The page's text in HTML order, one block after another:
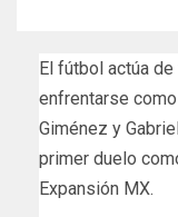
El fútbol actúa
enfrentarse
Giménez y
primer duelo
Expansión MX.